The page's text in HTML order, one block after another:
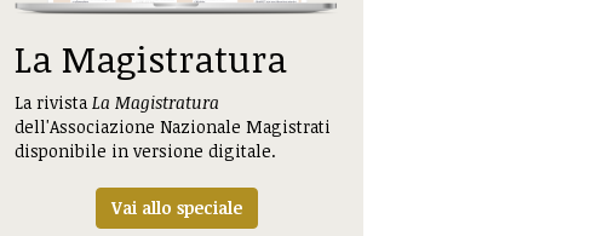
La Magistratura
La rivista La Magistratura
dell'Associazione Nazionale Magistrati
disponibile in versione digitale.
Vai allo speciale